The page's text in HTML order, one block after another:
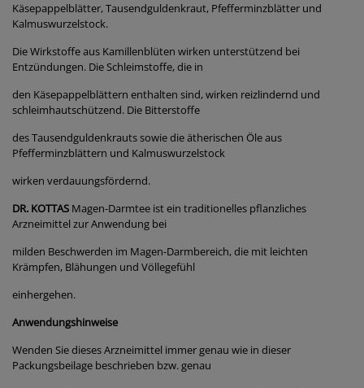
Käsepappelblätter, Tausendguldenkraut, Pfefferminzblätter und
Kalmuswurzelstock.
Die Wirkstoffe aus Kamillenblüten wirken unterstützend bei
Entzündungen. Die Schleimstoffe, die in
den Käsepappelblättern enthalten sind, wirken reizlindernd und
schleimhautschützend. Die Bitterstoffe
des Tausendguldenkrauts sowie die ätherischen Öle aus
Pfefferminzblättern und Kalmuswurzelstock
wirken verdauungsfördernd.
DR. KOTTAS Magen-Darmtee ist ein traditionelles pflanzliches
Arzneimittel zur Anwendung bei
milden Beschwerden im Magen-Darmbereich, die mit leichten
Krämpfen, Blähungen und Völlegefühl
einhergehen.
Anwendungshinweise
Wenden Sie dieses Arzneimittel immer genau wie in dieser
Packungsbeilage beschrieben bzw. genau